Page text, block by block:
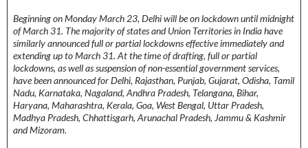
Beginning on Monday March 23, Delhi will be on lockdown until midnight
of March 31. The majority of states and Union Territories in India have
similarly announced full or partial lockdowns effective immediately and
extending up to March 31. At the time of drafting, full or partial
lockdowns, as well as suspension of non-essential government services,
have been announced for Delhi, Rajasthan, Punjab, Gujarat, Odisha, Tamil
Nadu, Karnataka, Nagaland, Andhra Pradesh, Telangana, Bihar,
Haryana, Maharashtra, Kerala, Goa, West Bengal, Uttar Pradesh,
Madhya Pradesh, Chhattisgarh, Arunachal Pradesh, Jammu & Kashmir
and Mizoram.